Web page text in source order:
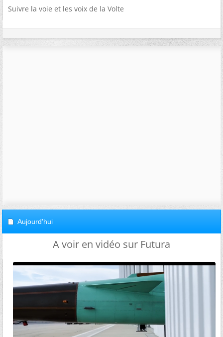
Suivre la voie et les voix de la Volte
Aujourd'hui
A voir en vidéo sur Futura